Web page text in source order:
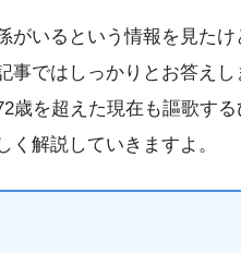
がいるという情報を見た
事ではしっかりとお答え
歳を超えた現在も謳歌す
解説していきますよ。